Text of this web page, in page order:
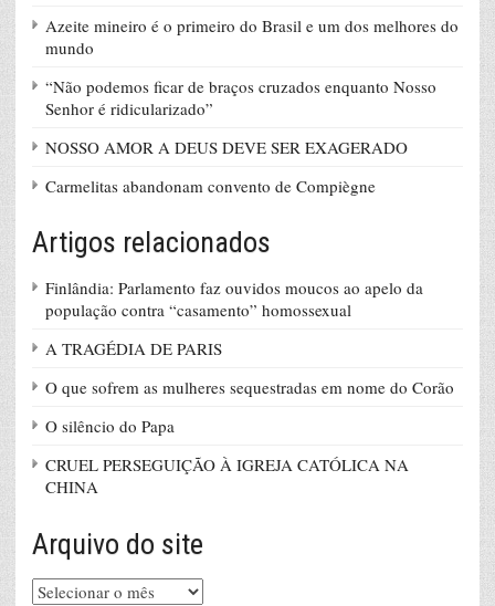
Azeite mineiro é o primeiro do Brasil e um dos melhores do
mundo
“Não podemos ficar de braços cruzados enquanto Nosso
Senhor é ridicularizado”
NOSSO AMOR A DEUS DEVE SER EXAGERADO
Carmelitas abandonam convento de Compiègne
Artigos relacionados
Finlândia: Parlamento faz ouvidos moucos ao apelo da
população contra “casamento” homossexual
A TRAGÉDIA DE PARIS
O que sofrem as mulheres sequestradas em nome do Corão
O silêncio do Papa
CRUEL PERSEGUIÇÃO À IGREJA CATÓLICA NA
CHINA
Arquivo do site
Arquivo